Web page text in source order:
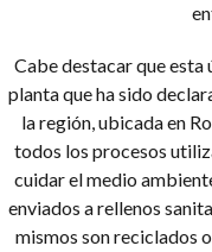
Cabe destacar que
planta que ha sido
la región, ubicada en
todos los procesos
cuidar el medio
enviados a rellenos
mismos son reciclados